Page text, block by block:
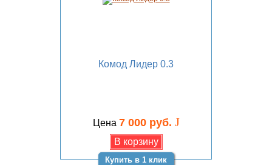
Комод Лидер 0.3
Цена 7 000 руб. J
Купить в 1 клик